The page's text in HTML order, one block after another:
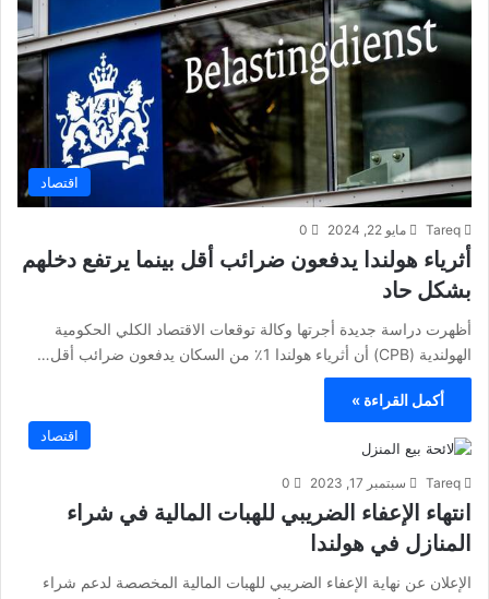
اقتصاد
Tareq مايو 22, 2024 0
أثرياء هولندا يدفعون ضرائب أقل بينما يرتفع دخلهم
بشكل حاد
أظهرت دراسة جديدة أجرتها وكالة توقعات الاقتصاد الكلي الحكومية
الهولندية (CPB) أن أثرياء هولندا 1٪ من السكان يدفعون ضرائب أقل…
أكمل القراءة »
اقتصاد
Tareq سبتمبر 17, 2023 0
انتهاء الإعفاء الضريبي للهبات المالية في شراء
المنازل في هولندا
الإعلان عن نهاية الإعفاء الضريبي للهبات المالية المخصصة لدعم شراء